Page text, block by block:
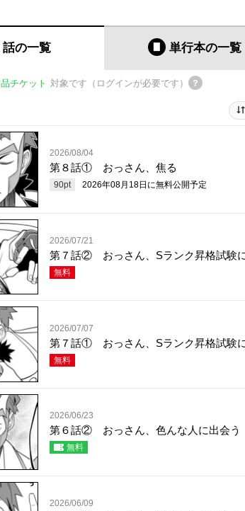
話の一覧 単行本の一覧
チケット 対象です（ログインが必要です）
2026/08/04
第８話① おっさん、焦る
90pt 2026年08月18日 に無料公開予定
2026/07/21
第７話② おっさん、Sランク昇格試験
無料
2026/07/07
第７話① おっさん、Sランク昇格試験
無料
2026/06/23
第６話② おっさん、色んな人に出会う
無料
2026/06/09